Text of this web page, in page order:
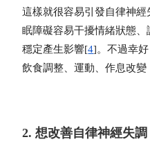
這樣就很容易引發自律神
眠障礙容易干擾情緒狀態
穩定產生影響[4]。不過幸
飲食調整、運動、作息改變
2. 想改善自律神經失